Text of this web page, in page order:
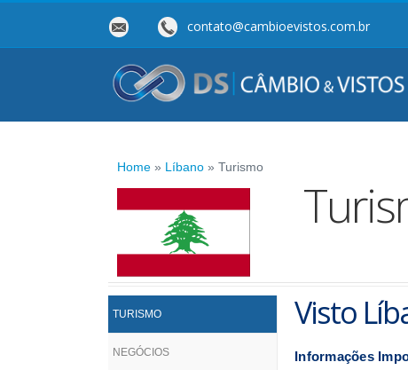
contato@cambioevistos.com.br
Home » Líbano » Turismo
TURISMO
NEGÓCIOS
Visto
Informações